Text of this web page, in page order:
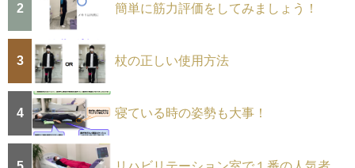
2 簡単に筋力評価をしてみましょう！
3 杖の正しい使用方法
4 寝ている時の姿勢も大事！